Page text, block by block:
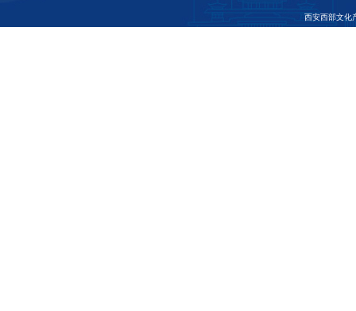
西安曲江新区管理委员会
西安西部文